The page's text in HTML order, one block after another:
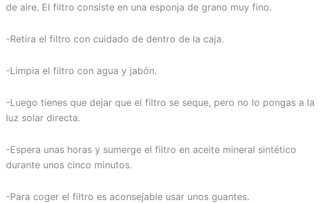
de aire. El filtro consiste en una esponja de grano muy fino.
-Retira el filtro con cuidado de dentro de la caja.
-Limpia el filtro con agua y jabón.
-Luego tienes que dejar que el filtro se seque, pero no lo pongas a la
luz solar directa.
-Espera unas horas y sumerge el filtro en aceite mineral sintético
durante unos cinco minutos.
-Para coger el filtro es aconsejable usar unos guantes.